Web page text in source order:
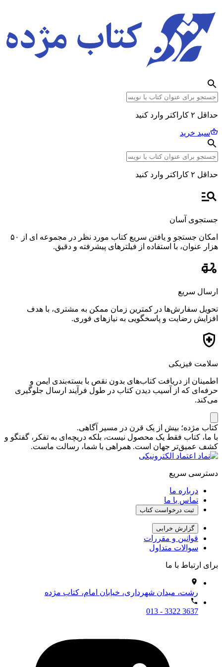
حداقل ۲ کاراکتر وارد کنید
سبد خرید
حداقل ۲ کاراکتر وارد کنید
جستجوی آسان
امکان جستجو و یافتن سریع کتاب مورد نظر در مجموعه ای از ۵۰
هزار عنوان، با استفاده از فیلترهای پیشرفته و دقیق.
ارسال سریع
تحویل سفارش‌ها در کمترین زمان ممکن به مشتری، با هدف
افزایش رضایت و پاسخگویی به نیازهای فوری.
سلامت فیزیکی
اطمینان از دریافت کتاب‌های بدون نقص با بسته‌بندی ایمن و
حرفه‌ای که از آسیب دیدن کتاب در طول فرآیند ارسال جلوگیری
می‌کند.
کتاب مژده؛ بیش از یک قرن در مسیر آگاهی.
با ما، کتاب فقط یک محصول نیست، بلکه دریچه‌ای به تفکر، گفتگو و
کشف عمیق‌تر جهان است. همراهی با شما، رسالت ماست.
دسترسی سریع
درباره ما
تماس با ما
ثبت درخواست کتاب
گزارش خرابی
قوانین و مقررات
سوالات متداول
برای ارتباط با ما
رشت، میدان شهرداری، خیابان امام، کتاب مژده
013 - 3322 3637